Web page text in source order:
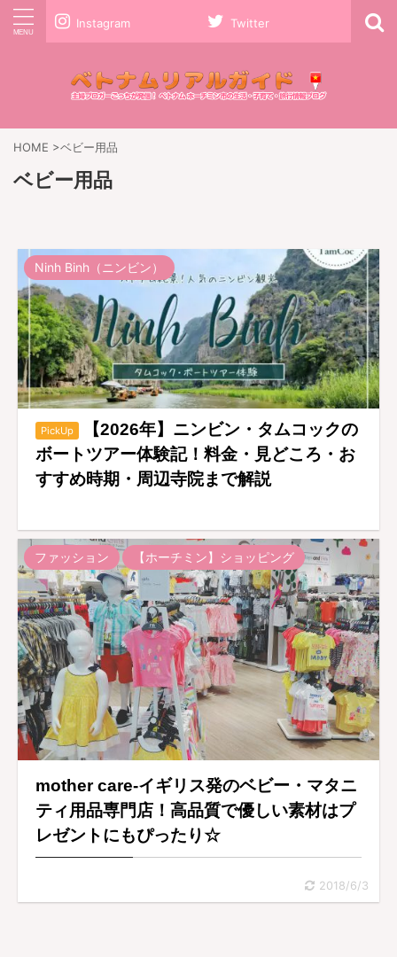
Instagram Twitter
HOME >ベビー用品
ベビー用品
Ninh Binh（ニンビン）
PickUp
【2026年】ニンビン・タムコックの
ボートツアー体験記！料金・見どころ・お
すすめ時期・周辺寺院まで解説
ファッション 【ホーチミン】ショッピング
mother care-イギリス発のベビー・マタニ
ティ用品専門店！高品質で優しい素材はプ
レゼントにもぴったり☆
2018/6/3